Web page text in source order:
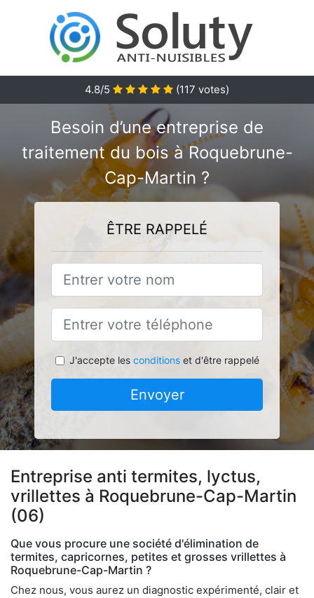
4.8/5 (117 votes)
Besoin d’une entreprise de
traitement du bois à Roquebrune-
Cap-Martin ?
ÊTRE RAPPELÉ
J'accepte les conditionset d'être rappelé
Envoyer
Entreprise anti termites, lyctus,
vrillettes à Roquebrune-Cap-Martin
(06)
Que vous procure une société d'élimination de
termites, capricornes, petites et grosses vrillettes à
Roquebrune-Cap-Martin ?
Chez nous, vous aurez un diagnostic expérimenté, clair et